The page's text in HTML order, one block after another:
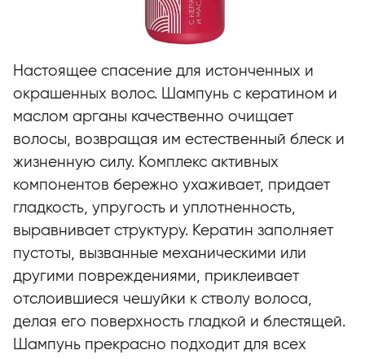
Настоящее спасение для истонченных и
окрашенных волос. Шампунь с кератином и
маслом арганы качественно очищает
волосы, возвращая им естественный блеск и
жизненную силу. Комплекс активных
компонентов бережно ухаживает, придает
гладкость, упругость и уплотненность,
выравнивает структуру. Кератин заполняет
пустоты, вызванные механическими или
другими повреждениями, приклеивает
отслоившиеся чешуйки к стволу волоса,
делая его поверхность гладкой и блестящей.
Шампунь прекрасно подходит для всех